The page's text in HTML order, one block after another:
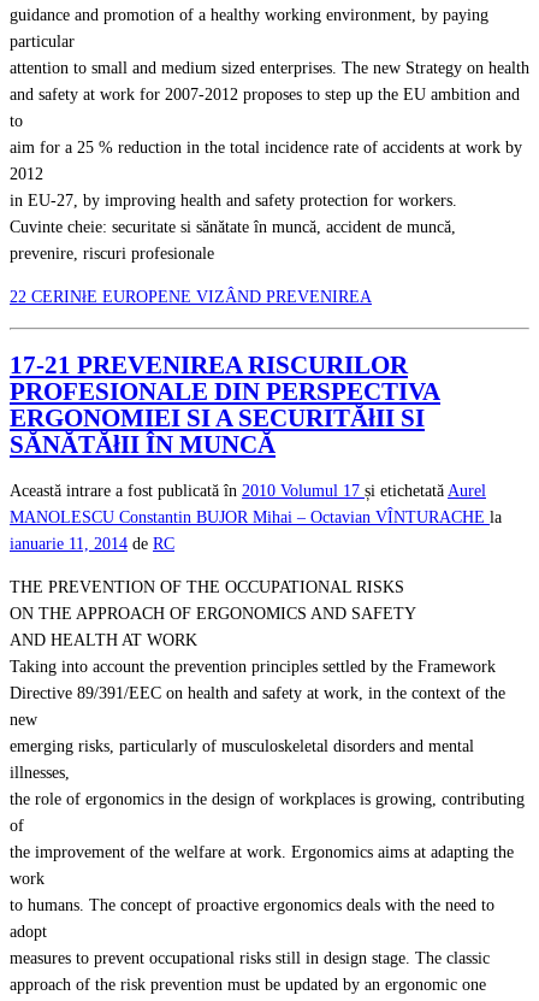
guidance and promotion of a healthy working environment, by paying
particular
attention to small and medium sized enterprises. The new Strategy on health
and safety at work for 2007-2012 proposes to step up the EU ambition and
to
aim for a 25 % reduction in the total incidence rate of accidents at work by
2012
in EU-27, by improving health and safety protection for workers.
Cuvinte cheie: securitate si sănătate în muncă, accident de muncă,
prevenire, riscuri profesionale
22 CERINłE EUROPENE VIZÂND PREVENIREA
17-21 PREVENIREA RISCURILOR
PROFESIONALE DIN PERSPECTIVA
ERGONOMIEI SI A SECURITĂłII SI
SĂNĂTĂłII ÎN MUNCĂ
Această intrare a fost publicată în 2010 Volumul 17 și etichetată Aurel
MANOLESCU Constantin BUJOR Mihai – Octavian VÎNTURACHE la
ianuarie 11, 2014 de RC
THE PREVENTION OF THE OCCUPATIONAL RISKS
ON THE APPROACH OF ERGONOMICS AND SAFETY
AND HEALTH AT WORK
Taking into account the prevention principles settled by the Framework
Directive 89/391/EEC on health and safety at work, in the context of the
new
emerging risks, particularly of musculoskeletal disorders and mental
illnesses,
the role of ergonomics in the design of workplaces is growing, contributing
of
the improvement of the welfare at work. Ergonomics aims at adapting the
work
to humans. The concept of proactive ergonomics deals with the need to
adopt
measures to prevent occupational risks still in design stage. The classic
approach of the risk prevention must be updated by an ergonomic one